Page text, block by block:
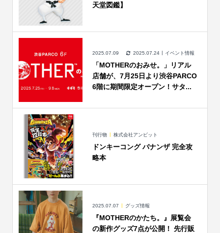
天堂図鑑】
2025.07.09 2025.07.24 イベント情報
「MOTHERのおみせ。」リアル
店舗が、7月25日より渋谷PARCO
6階に期間限定オープン！サタ...
刊行物 株式会社アンビット
ドンキーコング バナンザ 完全攻
略本
2025.07.07 グッズ情報
『MOTHERのかたち。』展覧会
の新作グッズ7点が公開！ 先行販